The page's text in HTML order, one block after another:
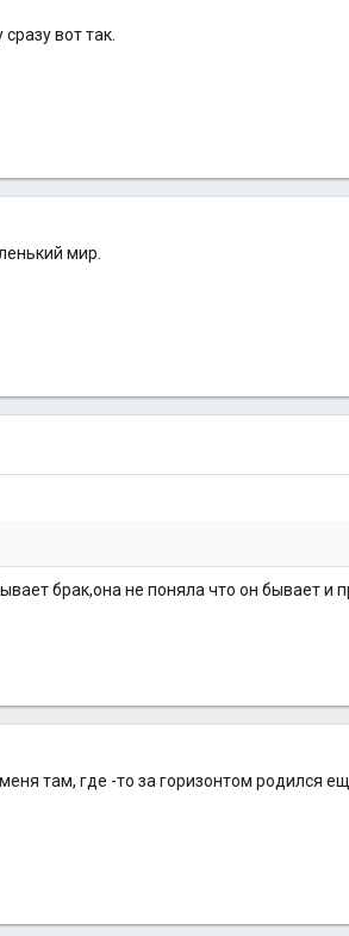
вот так.
мир.
брак,она не поняла что он бывает
там, где -то за горизонтом родился